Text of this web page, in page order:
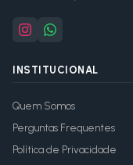
INSTITUCIONAL
Quem Somos
Perguntas Frequentes
Política de Privacidade